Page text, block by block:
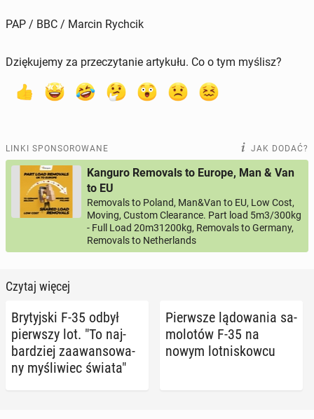
PAP / BBC / Marcin Rychcik
Dziękujemy za przeczytanie artykułu. Co o tym myślisz?
LINKI SPONSOROWANE JAK DODAĆ?
Kanguro Removals to Europe, Man & Van
to EU
Removals to Poland, Man&Van to EU, Low Cost,
Moving, Custom Clearance. Part load 5m3/300kg
- Full Load 20m31200kg, Removals to Germany,
Removals to Netherlands
Czytaj więcej
Bry­tyj­ski F-35 odbył
pierw­szy lot. "To naj­
bar­dziej za­awan­so­wa­
ny my­śli­wiec świata"
Pierw­sze lą­do­wa­nia sa­
mo­lo­tów F-35 na
nowym lot­ni­skow­cu